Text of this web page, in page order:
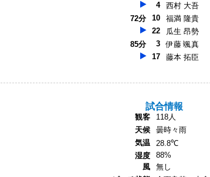
4
西村 大吾
72分
10
福満 隆貴
22
瓜生 昂勢
85分
3
伊藤 颯真
17
藤本 拓臣
試合情報
観客
118人
天候
曇時々雨
気温
28.8℃
湿度
88%
風
無し